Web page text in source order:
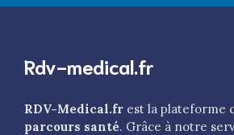
Rdv-medical.fr
RDV-Medical.fr est la plateforme
parcours santé. Grâce à notre